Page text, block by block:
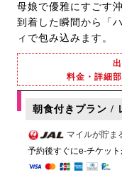
母娘で優雅にすごす
到着した瞬間から「
ィで包み込みます。
料金・詳細
朝食付きプラン /
マイルが貯ま
予約後すぐにe-チケッ